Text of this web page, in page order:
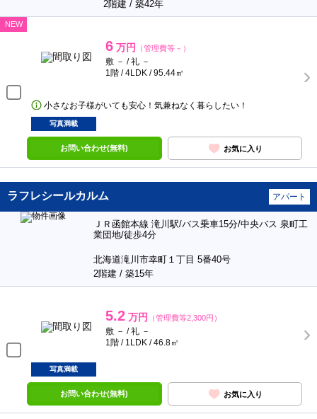
2階建 / 築42年
NEW
6 万円 （管理費等－）
敷 － / 礼 －
1階 / 4LDK / 95.44㎡
小さなお子様がいても安心！気兼ねなく暮らしたい！
写真満載
お問い合わせ(無料) お気に入り
ラフレシールカルム アパート
ＪＲ函館本線 滝川駅/バス乗車15分/中央バス 泉町工
業団地/徒歩4分
北海道滝川市幸町１丁目 5番40号
2階建 / 築15年
5.2 万円 （管理費等2,300円）
敷 － / 礼 －
1階 / 1LDK / 46.8㎡
写真満載
お問い合わせ(無料) お気に入り